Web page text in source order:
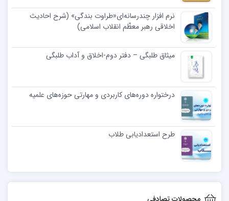
نرم افزار چندرسانه‌ای«طراوت بندگی» (شرح احادیث
اخلاقی رهبر معظّم انقلاب اسلامی)
میثاق طلبگی – دفتر دوم-اخلاق و آداب طلبگی
درختواره دوره‌های کاربردی و مهارتی حوزه‌های علمیه
طرح استعدادیابی طلاب